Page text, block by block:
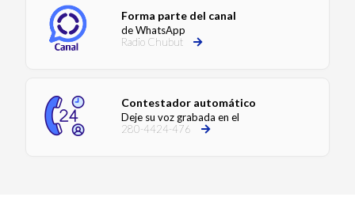
Forma parte del canal
de WhatsApp
Radio Chubut
Contestador automático
Deje su voz grabada en el
280-4424-476